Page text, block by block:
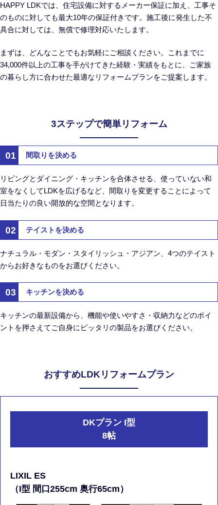
HAPPY LDKでは、住宅設備に対するメーカー保証に加え、工事そ
のものに対しても最大10年の保証付きです。施工後に発生した不
具合に対しては、無償で修理対応いたします。
まずは、どんなことでもお気軽にご相談ください。これまでに
34,000件以上の工事を手がけてきた経験・実績をもとに、ご家族
の暮らし方に合わせた最適なリフォームプランをご提案します。
3ステップで簡単リフォーム
01 間取りを決める
リビングとダイニング・キッチンを合体させる、使っていない和
室をなくしてLDKを広げるなど、間取りを変更することによって
日当たりの良い開放的な空間となります。
02 テイストを決める
ナチュラル・モダン・スタイリッシュ・アジアン、4つのテイスト
からお好きなものをお選びください。
03 キッチンを決める
キッチンの最新設備から、機能や使いやすさ・収納力などのポイ
ントを押さえてご自身にピッタリの製品をお選びください。
おすすめLDKリフォームプラン
DKプラン I型
8帖
LIXIL ES
（I型 間口255cm 奥行65cm）